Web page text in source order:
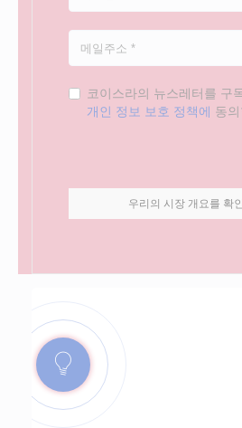
코이스라의 뉴스레터를 구
개인 정보 보호 정책에 동
우리의 시장 개요를 확